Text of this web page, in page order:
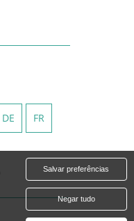
Salvar preferências
Negar tudo
DE FR